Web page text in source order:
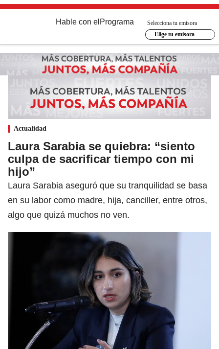
Hable con el Programa
Selecciona tu emisora
Elige tu emisora
Actualidad
Laura Sarabia se quiebra: “siento
culpa de sacrificar tiempo con mi
hijo”
Laura Sarabia aseguró que su tranquilidad se basa
en su labor como madre, hija, canciller, entre otros,
algo que quizá muchos no ven.